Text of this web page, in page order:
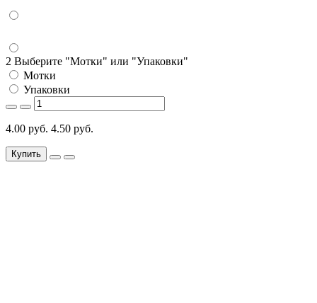
2 Выберите "Мотки" или "Упаковки"
Мотки
Упаковки
4.00 руб. 4.50 руб.
Купить